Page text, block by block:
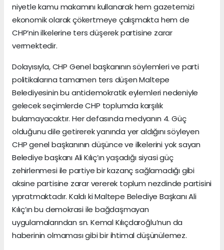
niyetle kamu makamını kullanarak hem gazetemizi
ekonomik olarak çökertmeye çalışmakta hem de
CHP’nin ilkelerine ters düşerek partisine zarar
vermektedir.
Dolayısıyla, CHP Genel başkanının söylemleri ve parti
politikalarına tamamen ters düşen Maltepe
Belediyesinin bu antidemokratik eylemleri nedeniyle
gelecek seçimlerde CHP toplumda karşılık
bulamayacaktır. Her defasında medyanın 4. Güç
olduğunu dile getirerek yanında yer aldığını söyleyen
CHP genel başkanının düşünce ve ilkelerini yok sayan
Belediye başkanı Ali Kılıç’ın yaşadığı siyasi güç
zehirlenmesi ile partiye bir kazanç sağlamadığı gibi
aksine partisine zarar vererek toplum nezdinde partisini
yıpratmaktadır. Kaldı ki Maltepe Belediye Başkanı Ali
Kılıç’ın bu demokrasi ile bağdaşmayan
uygulamalarından sn. Kemal Kılıçdaroğlu’nun da
haberinin olmaması gibi bir ihtimal düşünülemez.